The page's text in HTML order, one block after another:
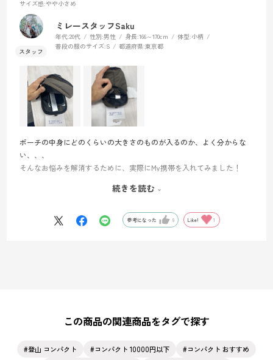
サイズ感:やや小さめ
ミレースタッフSaku
年代:20代 性別:男性 身長:166～170cm 体型:小柄
普段の服のサイズ:S 都道府県:東京都
ポーチの中身にどのくらいの大きさのものが入るのか、よく分からな
い、、、
そんなお悩みを解消するために、実際にMy携帯を入れてみました！
●My携帯のサイズ（iphone SE 第二世代）
実寸：ケース込みで縦15cm×横7cm
続きを読む
参考になった 9 Like! 1
この商品の関連商品をタグで探す
登山 コンパクト コンパクト 10000円以下
コンパクト おすすめ